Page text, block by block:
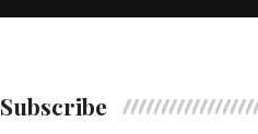
Subscribe